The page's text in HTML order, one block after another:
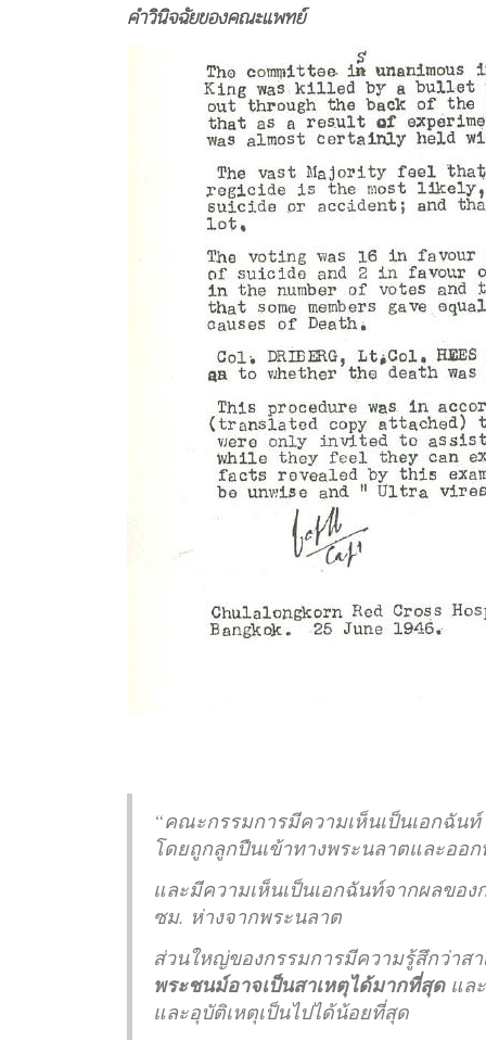
คำวินิจฉัยของคณะแพทย์
“คณะกรรมการมีความเห็นเป็นเอกฉัน
โดยถูกลูกปืนเข้าทางพระนลาตและออ
และมีความเห็นเป็นเอกฉันท์จากผลขอ
ซม. ห่างจากพระนลาต
ส่วนใหญ่ของกรรมการมีความรู้สึกว่าส
พระชนม์อาจเป็นสาเหตุได้มากที่สุดและ
และอุบัติเหตุเป็นไปได้น้อยที่สุด